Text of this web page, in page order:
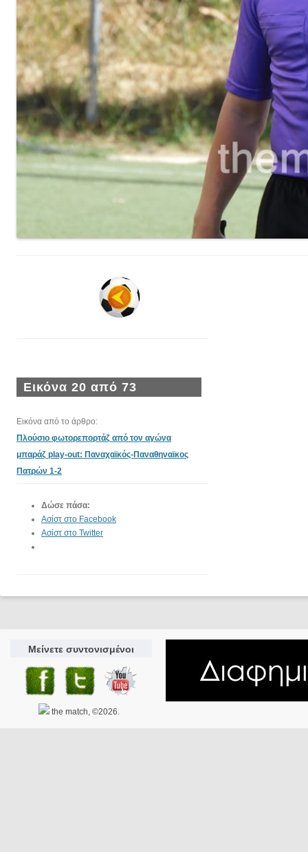
Εικόνα 20 από 73
Εικόνα από το άρθρο:
Πλούσιο φωτορεπορτάζ από τον αγώνα
μπαράζ play-out: Παναχαϊκός-Παναθηναϊκος
Πατρών 1-2
Δώσε πάσα:
Ασίστ στο Facebook
Ασίστ στο Twitter
Μείνετε συντονισμένοι
the match, ©2026.